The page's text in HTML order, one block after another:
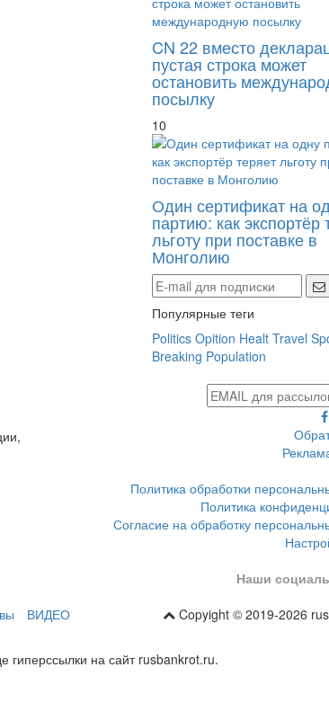
CN 22 вместо
пустая строка может
остановить
посылку
10
Один сертификат на
партию: как экспортёр
льготу при поставке в
Монголию
Популярные теги
Politics Opition Healt Travel
Breaking Population
Политика обработки
Политика
Согласие на обработку
Наши
ВИДЕО
Copyight © 2019-2026
гиперссылки на сайт rusbankrot.ru.